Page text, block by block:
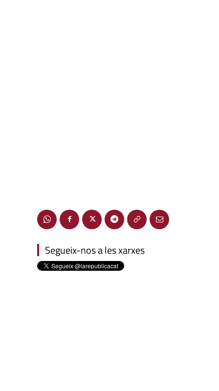
Segueix-nos a les xarxes